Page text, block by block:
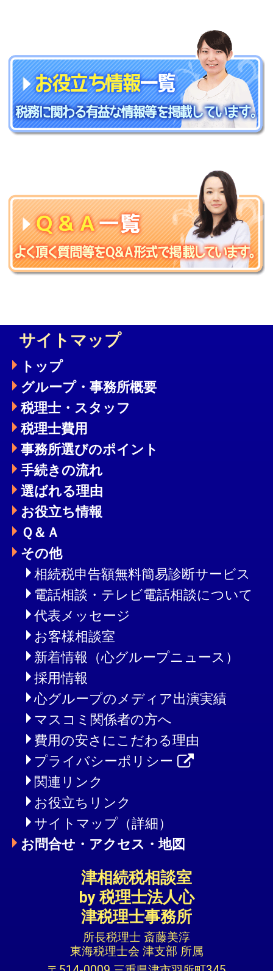
サイトマップ
トップ
グループ・事務所概要
税理士・スタッフ
税理士費用
事務所選びのポイント
手続きの流れ
選ばれる理由
お役立ち情報
Ｑ＆Ａ
その他
相続税申告額無料簡易診断サービス
電話相談・テレビ電話相談について
代表メッセージ
お客様相談室
新着情報（心グループニュース）
採用情報
心グループのメディア出演実績
マスコミ関係者の方へ
費用の安さにこだわる理由
プライバシーポリシー
関連リンク
お役立ちリンク
サイトマップ（詳細）
お問合せ・アクセス・地図
津相続税相談室
by 税理士法人心
津税理士事務所
所長税理士 斎藤美淳
東海税理士会 津支部 所属